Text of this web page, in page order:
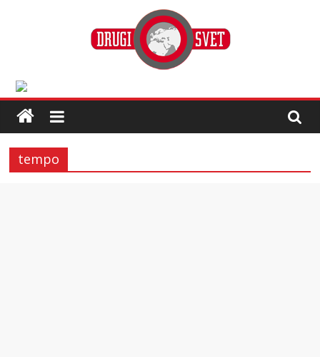
tempo